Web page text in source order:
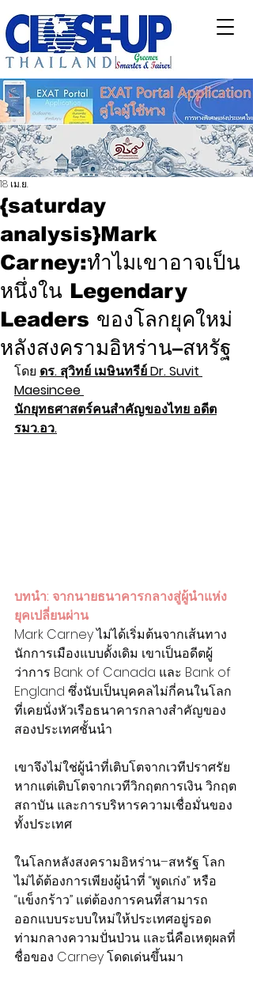
{saturday
analysis}Mark
Carney:ทำไมเขาอาจเป็น
หนึ่งใน Legendary
Leaders ของโลกยุคใหม่
หลังสงครามอิหร่าน–สหรัฐ
18 เม.ย.
โดย ดร. สุวิทย์ เมษินทรีย์ Dr. Suvit
Maesincee
นักยุทธศาสตร์คนสำคัญของไทย อดีต
รมว.อว.
บทนำ: จากนายธนาคารกลางสู่ผู้นำแห่ง
ยุคเปลี่ยนผ่าน
Mark Carney ไม่ได้เริ่มต้นจากเส้นทาง
นักการเมืองแบบดั้งเดิม เขาเป็นอดีตผู้
ว่าการ Bank of Canada และ Bank of
England ซึ่งนับเป็นบุคคลไม่กี่คนในโลก
ที่เคยนั่งหัวเรือธนาคารกลางสำคัญของ
สองประเทศชั้นนำ
เขาจึงไม่ใช่ผู้นำที่เติบโตจากเวทีปราศรัย
หากแต่เติบโตจากเวทีวิกฤตการเงิน วิกฤต
สถาบัน และการบริหารความเชื่อมั่นของ
ทั้งประเทศ
ในโลกหลังสงครามอิหร่าน–สหรัฐ โลก
ไม่ได้ต้องการเพียงผู้นำที่ “พูดเก่ง” หรือ
“แข็งกร้าว” แต่ต้องการคนที่สามารถ
ออกแบบระบบใหม่ให้ประเทศอยู่รอด
ท่ามกลางความปั่นป่วน และนี่คือเหตุผลที่
ชื่อของ Carney โดดเด่นขึ้นมา